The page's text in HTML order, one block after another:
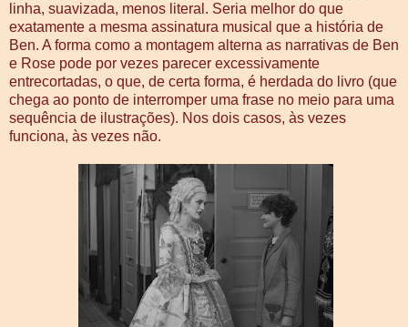
linha, suavizada, menos literal. Seria melhor do que
exatamente a mesma assinatura musical que a história de
Ben. A forma como a montagem alterna as narrativas de Ben
e Rose pode por vezes parecer excessivamente
entrecortadas, o que, de certa forma, é herdada do livro (que
chega ao ponto de interromper uma frase no meio para uma
sequência de ilustrações). Nos dois casos, às vezes
funciona, às vezes não.